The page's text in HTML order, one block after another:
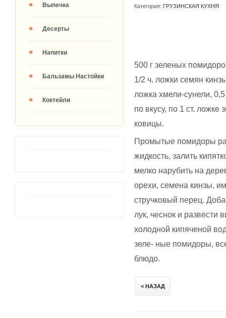
Выпечка
Десерты
Напитки
Бальзамы Настойки
Коктейли
Категория: ГРУЗИНСКАЯ КУХНЯ
500 г зеленых
1/2 ч. ложки семян
ложка хмели-сунели,
по вкусу, по 1 ст. ложке
ковицы.
Промытые помидоры
жидкость, залить
мелко нарубить на
орехи, семена кинзы,
стручковый перец.
лук, чеснок и
холодной кипяченой
зеле- ные помидоры,
блюдо.
< НАЗАД